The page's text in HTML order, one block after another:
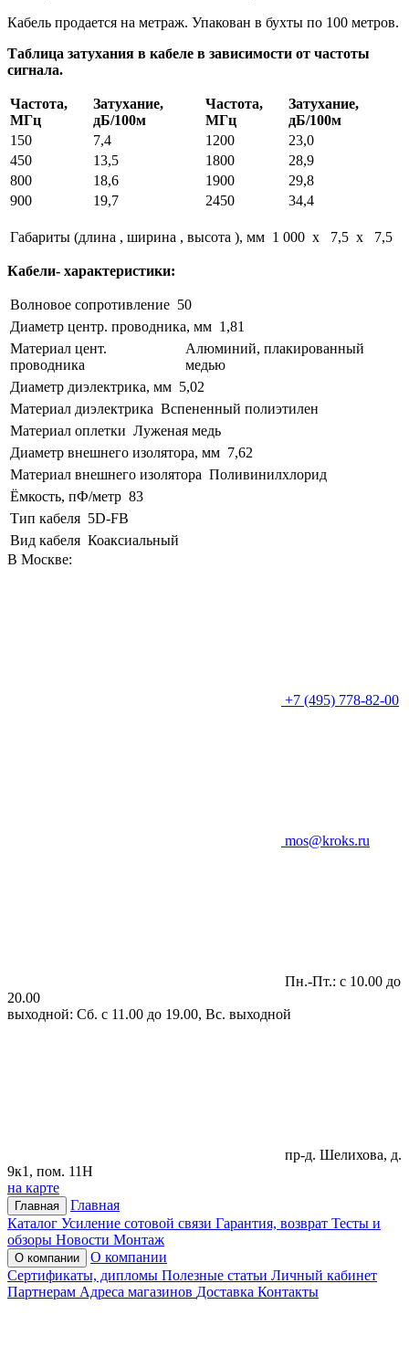
Кабель продается на метраж. Упакован в бухты по 100 метров.
Таблица затухания в кабеле в зависимости от частоты
сигнала.
Частота,
МГц
Затухание,
дБ/100м
Частота,
МГц
Затухание,
дБ/100м
150
7,4 1200
23,0
450
13,5 1800
28,9
800
18,6 1900
29,8
900
19,7 2450 34,4
Габариты (длина , ширина , высота ), мм 1 000 x 7,5 x 7,5
Кабели- характеристики:
Волновое сопротивление 50
Диаметр центр. проводника, мм 1,81
Материал цент.
проводника
Алюминий, плакированный
медью
Диаметр диэлектрика, мм 5,02
Материал диэлектрика Вспененный полиэтилен
Материал оплетки Луженая медь
Диаметр внешнего изолятора, мм 7,62
Материал внешнего изолятора Поливинилхлорид
Ёмкость, пФ/метр 83
Тип кабеля 5D-FB
Вид кабеля Коаксиальный
В Москве:
+7 (495) 778-82-00
mos@kroks.ru
Пн.-Пт.: с 10.00 до
20.00
выходной: Сб. с 11.00 до 19.00, Вс. выходной
пр-д. Шелихова, д.
9к1, пом. 11Н
на карте
Главная
Главная
Каталог Усиление сотовой связи Гарантия, возврат Тесты и
обзоры Новости Монтаж
О компании
О компании
Сертификаты, дипломы Полезные статьи Личный кабинет
Партнерам Адреса магазинов Доставка Контакты